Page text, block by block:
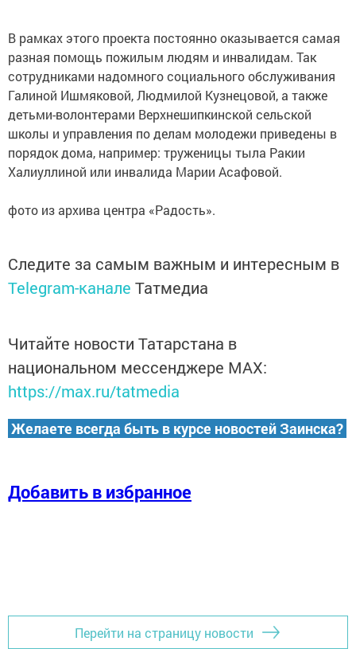
В рамках этого проекта постоянно оказывается самая
разная помощь пожилым людям и инвалидам. Так
сотрудниками надомного социального обслуживания
Галиной Ишмяковой, Людмилой Кузнецовой, а также
детьми-волонтерами Верхнешипкинской сельской
школы и управления по делам молодежи приведены в
порядок дома, например: труженицы тыла Ракии
Халиуллиной или инвалида Марии Асафовой.
фото из архива центра «Радость».
Следите за самым важным и интересным в
Telegram-канале Татмедиа
Читайте новости Татарстана в
национальном мессенджере MАХ:
https://max.ru/tatmedia
Желаете всегда быть в курсе новостей Заинска?
Добавить в избранное
Перейти на страницу новости